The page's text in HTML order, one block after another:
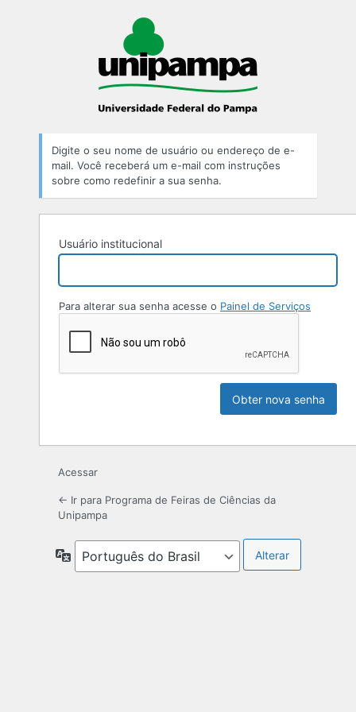
Digite o seu nome de usuário ou endereço de e-
mail. Você receberá um e-mail com instruções
sobre como redefinir a sua senha.
Usuário institucional
Para alterar sua senha acesse o Painel de Serviços
Acessar
← Ir para Programa de Feiras de Ciências da
Unipampa
Idioma